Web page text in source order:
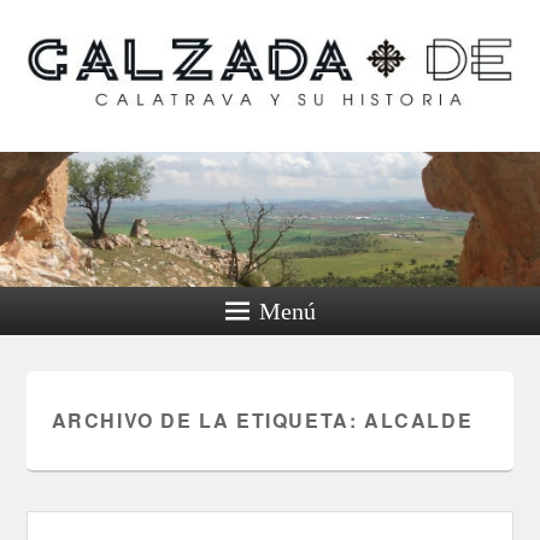
Calzada de Calatrava y
su historia
Menú
ARCHIVO DE LA ETIQUETA: ALCALDE